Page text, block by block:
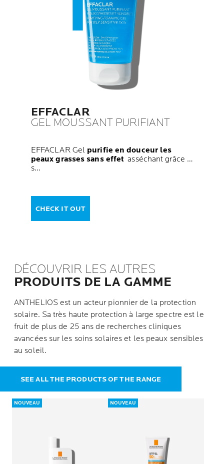
EFFACLAR
GEL MOUSSANT PURIFIANT
EFFACLAR Gel purifie en douceur les
peaux grasses sans effet asséchant grâce à
s...
CHECK IT OUT
DÉCOUVRIR LES AUTRES
PRODUITS DE LA GAMME
ANTHELIOS est un acteur pionnier de la protection
solaire. Sa très haute protection à large spectre est le
fruit de plus de 25 ans de recherches cliniques
avancées sur les soins solaires et les peaux sensibles
au soleil.
SEE ALL THE PRODUCTS OF THE RANGE
NOUVEAU NOUVEAU